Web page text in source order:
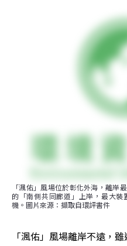
「渢佑」風場位於彰化外海，離岸
的「南側共同廊道」上岸，最大
機。圖片來源：擷取自環評書件
「渢佑」風場離岸不遠，